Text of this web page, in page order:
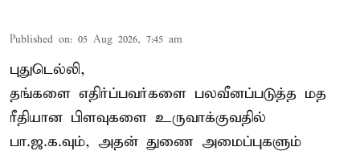
Published on: 05 Aug 2026, 7:45 am
புதுடெல்லி,
தங்களை எதிர்ப்பவர்களை பலவீனப்படுத்த மத
ரீதியான பிளவுகளை உருவாக்குவதில்
பா.ஜ.க.வும், அதன் துணை அமைப்புகளும்